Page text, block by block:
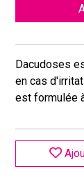
Dacudoses
en cas
est formulée